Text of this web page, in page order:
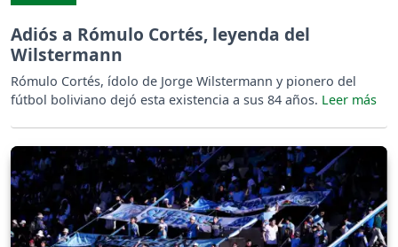
Adiós a Rómulo Cortés, leyenda del
Wilstermann
Rómulo Cortés, ídolo de Jorge Wilstermann y pionero del
fútbol boliviano dejó esta existencia a sus 84 años.